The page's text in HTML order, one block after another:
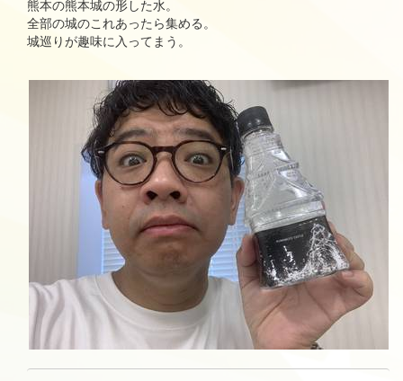
熊本の熊本城の形した水。
全部の城のこれあったら集める。
城巡りが趣味に入ってまう。